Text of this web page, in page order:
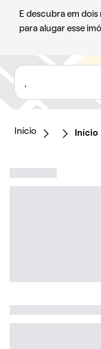
E descubra em
para alugar esse
,
Início Início